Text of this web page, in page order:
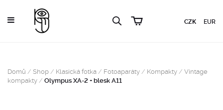
CZK EUR
Domů / Shop / Klasická fotka / Fotoaparáty / Kompakty / Vintage
kompakty / Olympus XA-2 + blesk A11